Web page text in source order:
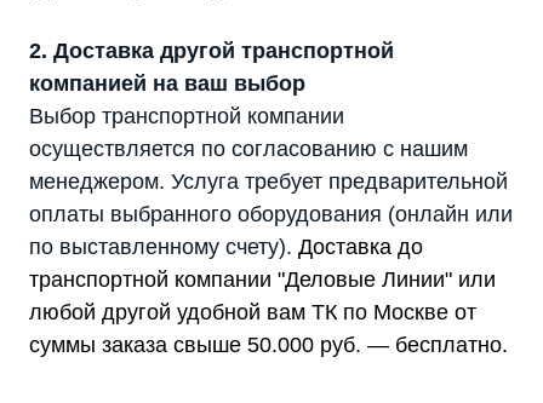
2. Доставка другой транспортной
компанией на ваш выбор
Выбор транспортной компании
осуществляется по согласованию с нашим
менеджером. Услуга требует предварительной
оплаты выбранного оборудования (онлайн или
по выставленному счету). Доставка до
транспортной компании "Деловые Линии" или
любой другой удобной вам ТК по Москве от
суммы заказа свыше 50.000 руб. — бесплатно.